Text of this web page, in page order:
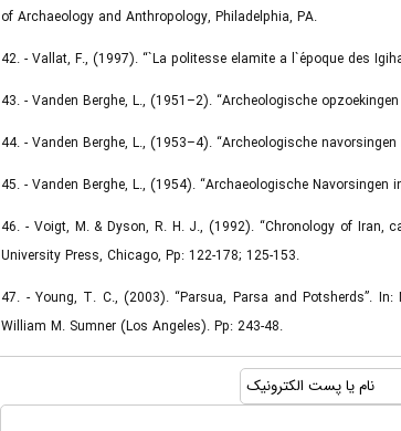
of Archaeology and Anthropology, Philadelphia, PA.
42. - Vallat, F., (1997). “`La politesse elamite a l`époque des
43. - Vanden Berghe, L., (1951–2). “Archeologische
44. - Vanden Berghe, L., (1953–4). “Archeologische
45. - Vanden Berghe, L., (1954). “Archaeologische Navorsingen
46. - Voigt, M. & Dyson, R. H. J., (1992). “Chronology of Iran,
University Press, Chicago, Pp: 122-178; 125-153.
47. - Young, T. C., (2003). “Parsua, Parsa and Potsherds”.
William M. Sumner (Los Angeles). Pp: 243-48.